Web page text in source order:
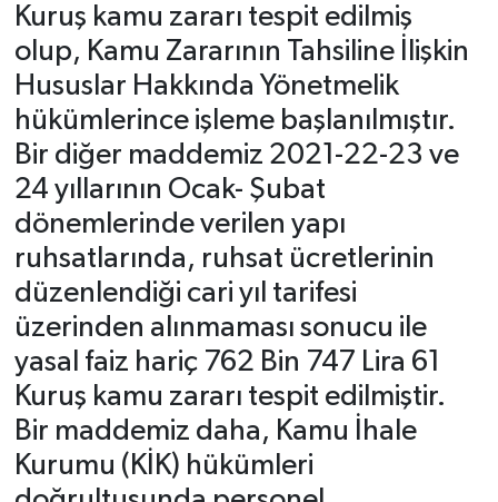
Kuruş kamu zararı tespit edilmiş
olup, Kamu Zararının Tahsiline İlişkin
Hususlar Hakkında Yönetmelik
hükümlerince işleme başlanılmıştır.
Bir diğer maddemiz 2021-22-23 ve
24 yıllarının Ocak- Şubat
dönemlerinde verilen yapı
ruhsatlarında, ruhsat ücretlerinin
düzenlendiği cari yıl tarifesi
üzerinden alınmaması sonucu ile
yasal faiz hariç 762 Bin 747 Lira 61
Kuruş kamu zararı tespit edilmiştir.
Bir maddemiz daha, Kamu İhale
Kurumu (KİK) hükümleri